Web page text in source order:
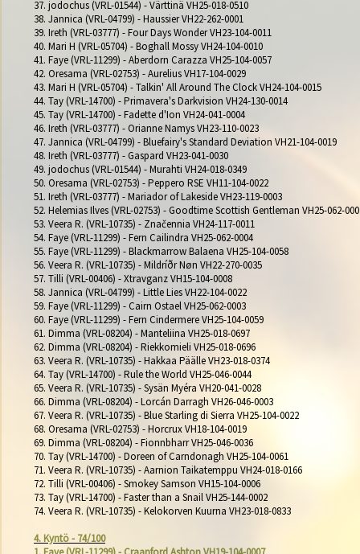
37. jodochus (VRL-01544) - Värttinä VH25-018-0510
38. Jannica (VRL-04799) - Haussier VH22-262-0001
39. Ireth (VRL-03777) - Four Days Wonder VH23-104-0011
40. Mari H (VRL-05704) - Boghall Mossy VH24-104-0010
41. Faye (VRL-11299) - Aberdorn Carazza VH25-104-0057
42. Oresama (VRL-02753) - Aurelius VH17-104-0029
43. Mari H (VRL-05704) - Talkin' All Around The Clock VH24-104-0015
44. Tay (VRL-14700) - Primavera's Darkvision VH24-130-0014
45. Tay (VRL-14700) - Fadette d'Ion VH24-041-0004
46. Ireth (VRL-03777) - Orianne Namys VH23-110-0023
47. Jannica (VRL-04799) - Bluefairy's Standard Deviation VH21-104-0019
48. Ireth (VRL-03777) - Gaspard VH23-041-0030
49. jodochus (VRL-01544) - Murahti VH24-018-0349
50. Oresama (VRL-02753) - Peppero RSE VH11-104-0022
51. Ireth (VRL-03777) - Mariador of Lakeside VH23-119-0003
52. Helemias Ilves (VRL-02753) - Goodtime Scottish Gentleman VH25-062-
53. Veera R. (VRL-10735) - Značennia VH24-117-0011
54. Faye (VRL-11299) - Fern Cailindra VH25-062-0004
55. Faye (VRL-11299) - Blackmarrow Balaena VH25-104-0058
56. Veera R. (VRL-10735) - Mildríðr Nøn VH22-270-0035
57. Tilli (VRL-00406) - Xtravganz VH15-104-0008
58. Jannica (VRL-04799) - Little Lies VH22-104-0022
59. Faye (VRL-11299) - Cairn Ostael VH25-062-0003
60. Faye (VRL-11299) - Fern Cindermere VH25-104-0059
61. Dimma (VRL-08204) - Manteliina VH25-018-0697
62. Dimma (VRL-08204) - Riekkomieli VH25-018-0696
63. Veera R. (VRL-10735) - Hakkaa Päälle VH23-018-0374
64. Tay (VRL-14700) - Rule the World VH25-046-0044
65. Veera R. (VRL-10735) - Sysän Myéra VH20-041-0028
66. Dimma (VRL-08204) - Lorcán Darragh VH26-046-0003
67. Veera R. (VRL-10735) - Blue Starling di Sierra VH25-104-0022
68. Oresama (VRL-02753) - Horcrux VH18-104-0019
69. Dimma (VRL-08204) - Fionnbharr VH25-046-0036
70. Tay (VRL-14700) - Doreen of Carndonagh VH25-104-0061
71. Veera R. (VRL-10735) - Aarnion Taikatemppu VH24-018-0166
72. Tilli (VRL-00406) - Smokey Samson VH15-104-0006
73. Tay (VRL-14700) - Faster than a Snail VH25-144-0002
74. Veera R. (VRL-10735) - Kelokorven Kuurna VH23-018-0833
4. Kyntö - 74/100